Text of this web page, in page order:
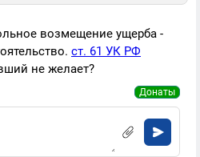
возмещение ущерба -
ст. 61 УК РФ
не желает?
Донаты